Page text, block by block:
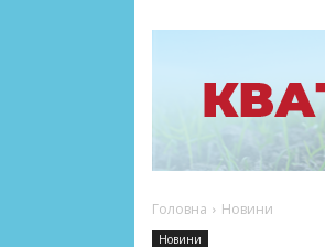
Головна Новини
Новини